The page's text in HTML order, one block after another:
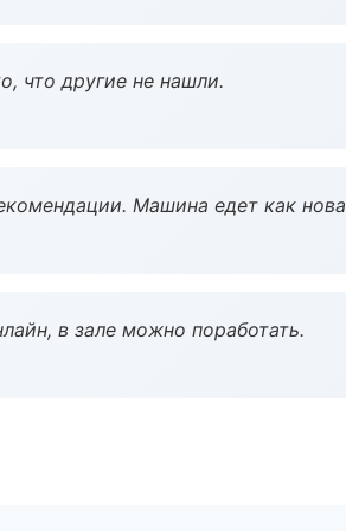
что другие не нашли.
Машина едет как
в зале можно поработать.